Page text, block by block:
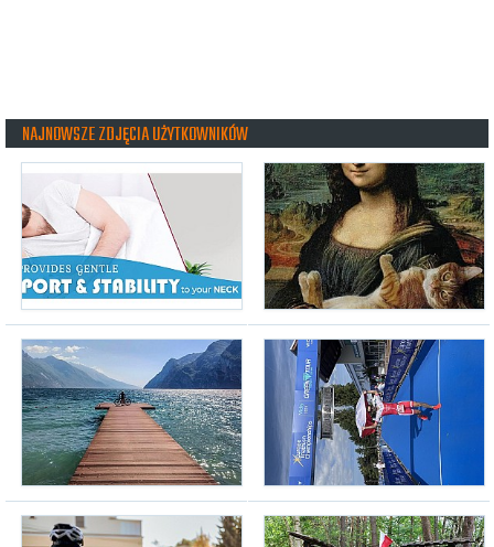
NAJNOWSZE ZDJĘCIA UŻYTKOWNIKÓW
snug360(22.07.2026, g. 12:52)
airmisio(01.06.2026, g. 08:56)
Riva del Garda 2026
darek65(06.12.2024, g. 18:14)